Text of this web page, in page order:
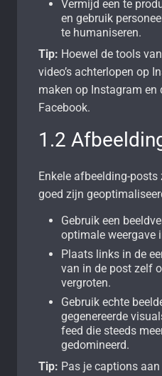
Vermijd een te
en gebruik
te humaniseren.
Tip: Hoewel de tools
video’s achterlopen op
maken op Instagram en
Facebook.
1.2
Enkele afbeelding-
goed zijn
Gebruik een
optimale weergave
Plaats links in de
van in de post zelf
vergroten.
Gebruik echte
gegenereerde
feed die steeds
gedomineerd.
Tip: Pas je captions